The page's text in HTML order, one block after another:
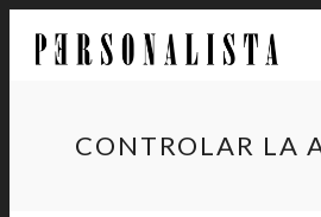
CONTROLAR LA